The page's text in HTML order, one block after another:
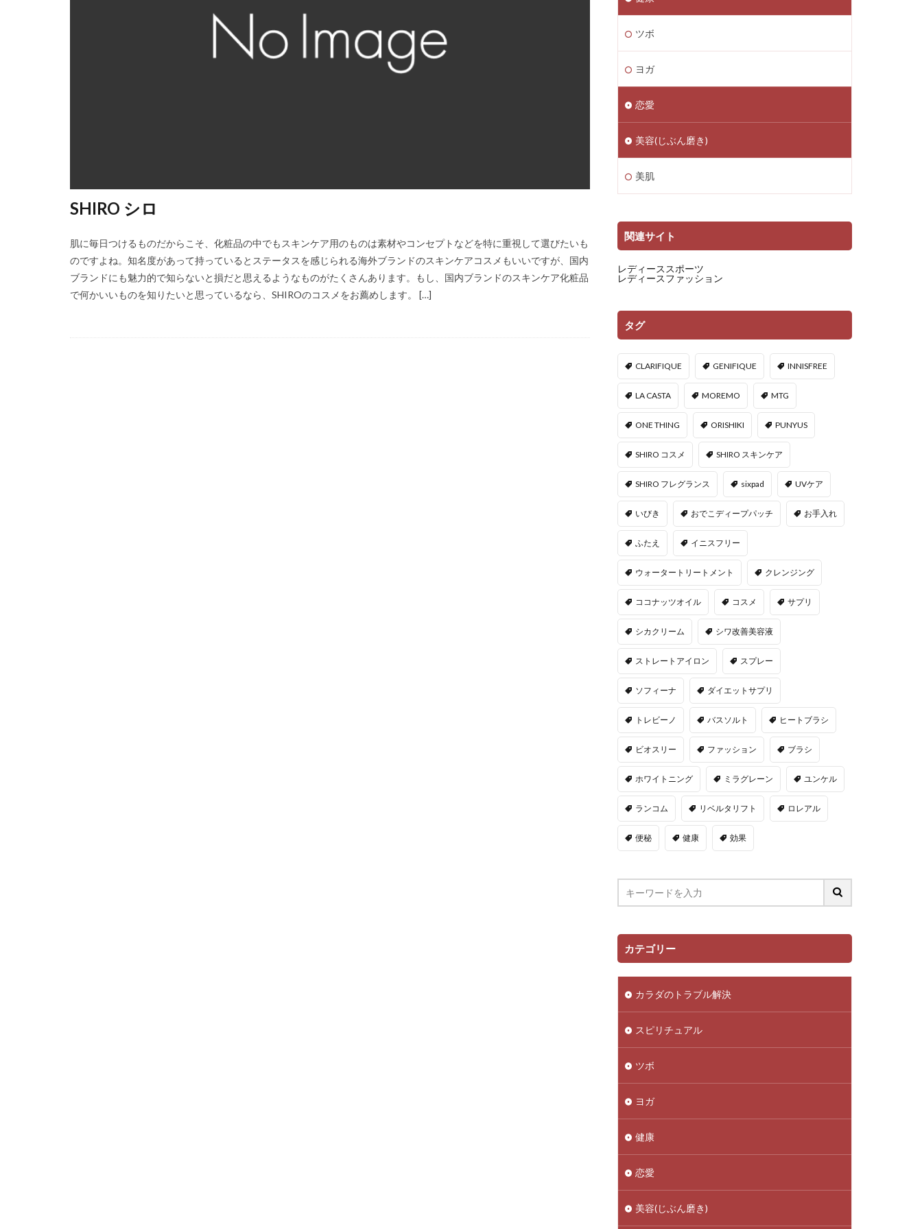
SHIRO シロ
肌に毎日つけるものだからこそ、化粧品の中でもスキンケア用のものは素材やコンセプトなどを特に重視して選びたいも
のですよね。知名度があって持っているとステータスを感じられる海外ブランドのスキンケアコスメもいいですが、国内
ブランドにも魅力的で知らないと損だと思えるようなものがたくさんあります。もし、国内ブランドのスキンケア化粧品
で何かいいものを知りたいと思っているなら、SHIROのコスメをお薦めします。 […]
ツボ
ヨガ
恋愛
美容(じぶん磨き)
美肌
関連サイト
レディーススポーツ
レディースファッション
タグ
CLARIFIQUE GENIFIQUE INNISFREE
LA CASTA MOREMO MTG
ONE THING ORISHIKI PUNYUS
SHIRO コスメ SHIRO スキンケア
SHIRO フレグランス sixpad UVケア
いびき おでこディープパッチ お手入れ
ふたえ イニスフリー
ウォータートリートメント クレンジング
ココナッツオイル コスメ サプリ
シカクリーム シワ改善美容液
ストレートアイロン スプレー
ソフィーナ ダイエットサプリ
トレビーノ バスソルト ヒートブラシ
ビオスリー ファッション ブラシ
ホワイトニング ミラグレーン ユンケル
ランコム リベルタリフト ロレアル
便秘 健康 効果
カテゴリー
カラダのトラブル解決
スピリチュアル
ツボ
ヨガ
健康
恋愛
美容(じぶん磨き)